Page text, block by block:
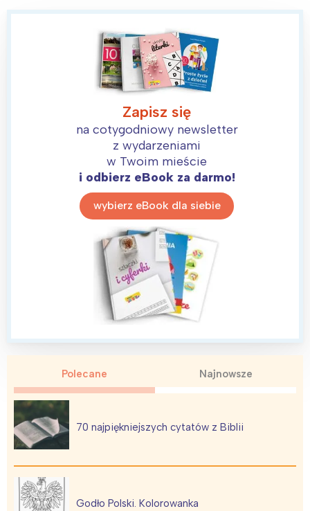
Zapisz się
na cotygodniowy newsletter
z wydarzeniami
w Twoim mieście
i odbierz eBook za darmo!
wybierz eBook dla siebie
Polecane Najnowsze
70 najpiękniejszych cytatów z Biblii
Godło Polski. Kolorowanka
Interesują mnie wydarzenia z
tego regionu:
Warszawa
Łódź
Trójmiasto
Śląsk
Kraków
Południe
Północ
Wszystkie
Wybieram